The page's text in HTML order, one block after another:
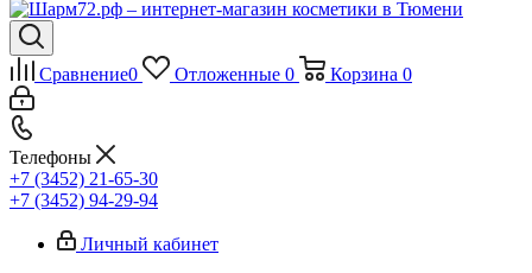
Сравнение0 Отложенные 0 Корзина 0
Телефоны
+7 (3452) 21-65-30
+7 (3452) 94-29-94
Личный кабинет